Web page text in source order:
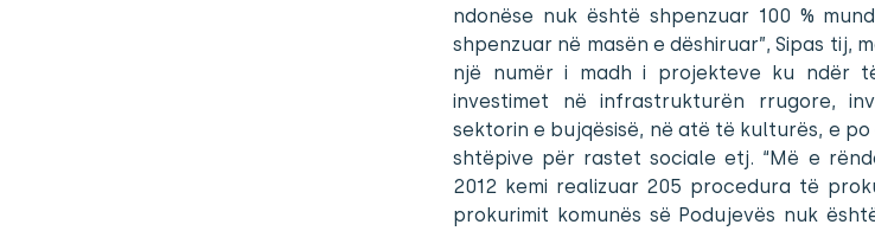
ndonëse nuk është shpenzuar 100 %
shpenzuar në masën e dëshiruar”, Sipas tij,
një numër i madh i projekteve ku ndër
investimet në infrastrukturën rrugore,
sektorin e bujqësisë, në atë të kulturës, e po
shtëpive për rastet sociale etj. “Më e
2012 kemi realizuar 205 procedura të
prokurimit komunës së Podujevës nuk